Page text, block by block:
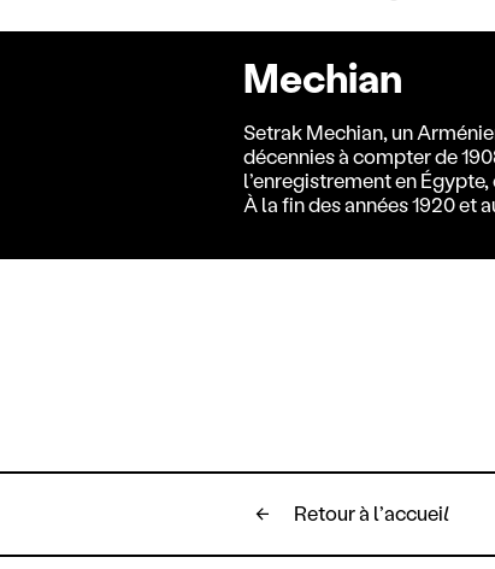
Mechian
Setrak Mechian, un
décennies à compter de
l’enregistrement en
À la fin des années 1920 et
Retour à l’accueil